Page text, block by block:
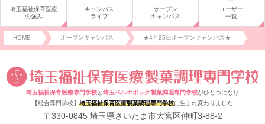
埼玉福祉保育医療
の強み
キャンパス
ライフ
オープン
キャンパス
ユーザー
一覧
HOME オープンキャンパス ★4月25日オープンキャンパス★
埼玉福祉保育医療専門学校と埼玉ベルエポック製菓調理専門学校がひとつになり
【総合専門学校】 埼玉福祉保育医療製菓調理専門学校に生まれ変わりました
〒330-0845 埼玉県さいたま市大宮区仲町3-88-2